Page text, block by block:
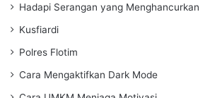
Hadapi Serangan yang Menghancurkan
Kusfiardi
Polres Flotim
Cara Mengaktifkan Dark Mode